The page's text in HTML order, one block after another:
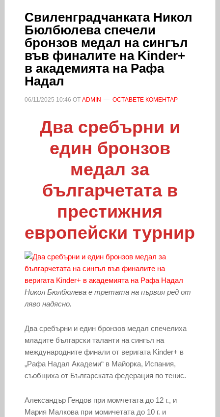
Свиленградчанката Никол
Бюлбюлева спечели
бронзов медал на сингъл
във финалите на Kinder+
в академията на Рафа
Надал
06/11/2025 10:46 ОТ ADMIN ОСТАВЕТЕ КОМЕНТАР
Два сребърни и
един бронзов
медал за
българчетата в
престижния
европейски турнир
Никол Бюлбюлева е третата на първия ред от
ляво надясно.
Два сребърни и един бронзов медал спечелиха
младите български таланти на сингъл на
международните финали от веригата Kinder+ в
„Рафа Надал Академи“ в Майорка, Испания,
съобщиха от Българската федерация по тенис.
Александър Гендов при момчетата до 12 г., и
Мария Малкова при момичетата до 10 г. и